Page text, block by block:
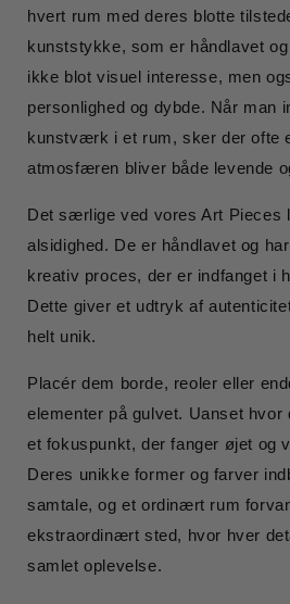
hvert rum med deres blotte
kunststykke, som er håndlavet
ikke blot visuel interesse, men
personlighed og dybde. Når man
kunstværk i et rum, sker der ofte
atmosfæren bliver både levende
Det særlige ved vores Art Pieces
alsidighed. De er håndlavet og
kreativ proces, der er indfanget i
Dette giver et udtryk af
helt unik.
Placér dem borde, reoler eller
elementer på gulvet. Uanset hvor
et fokuspunkt, der fanger øjet og
Deres unikke former og farver
samtale, og et ordinært rum
ekstraordinært sted, hvor hver
samlet oplevelse.